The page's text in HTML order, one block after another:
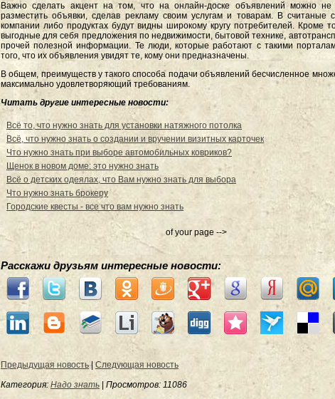
Важно сделать акцент на том, что на онлайн-доске объявлений можно
разместить объявки, сделав рекламу своим услугам и товарам. В
компании либо продуктах будут видны широкому кругу потребителей. Кроме
выгодные для себя предложения по недвижимости, бытовой технике,
прочей полезной информации. Те люди, которые работают с такими
того, что их объявления увидят те, кому они предназначены.
В общем, преимуществ у такого способа подачи объявлений бесчисленное
максимально удовлетворяющий требованиям.
Читать другие интересные новости:
Всё то, что нужно знать для установки натяжного потолка
Всё, что нужно знать о создании и вручении визитных карточек
Что нужно знать при выборе автомобильных ковриков?
Щенок в новом доме: это нужно знать
Всё о детских одеялах, что Вам нужно знать для выбора
Что нужно знать брокеру
Городские квесты - все что вам нужно знать
of your page -->
Расскажи друзьям интересные новости:
Предыдущая новость| Следующая новость
Категория: Надо знать Просмотров: 11086